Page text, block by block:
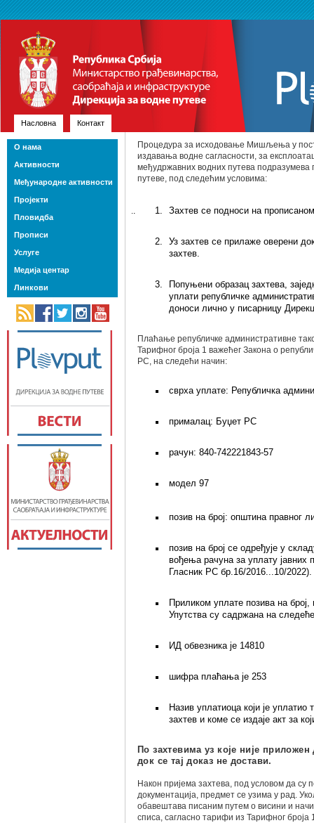
Насловна Контакт
Процедура за исходовање Мишљења у
издавања водне сагласности, за
међудржавних водних путева подразумева
путеве, под следећим условима:
Захтев се подноси на
Уз захтев се прилаже оверени
захтев.
Попуњени образац захтева,
уплати републичке
доноси лично у писарницу
Плаћање републичке административне
Тарифног броја 1 важећег Закона о
РС, на следећи начин:
сврха уплате: Републичка
прималац: Буџет РС
рачун: 840-742221843-57
модел 97
позив на број: општина правног
позив на број се одређује у
вођења рачуна за уплату јавних
Гласник РС бр.16/2016...10/2022).
Приликом уплате позива на
Упутства су садржана на
ИД обвезника је 14810
шифра плаћања је 253
Назив уплатиоца који је
захтев и коме се издаје акт за
По захтевима уз које није
док се тај доказ не достави.
Након пријема захтева, под условом да
документација, предмет се узима у рад.
обавештава писаним путем о висини и
списа, сагласно тарифи из Тарифног
О нама
Активности
Међународне активности
Пројекти
Пловидба
Прописи
Услуге
Медија центар
Линкови